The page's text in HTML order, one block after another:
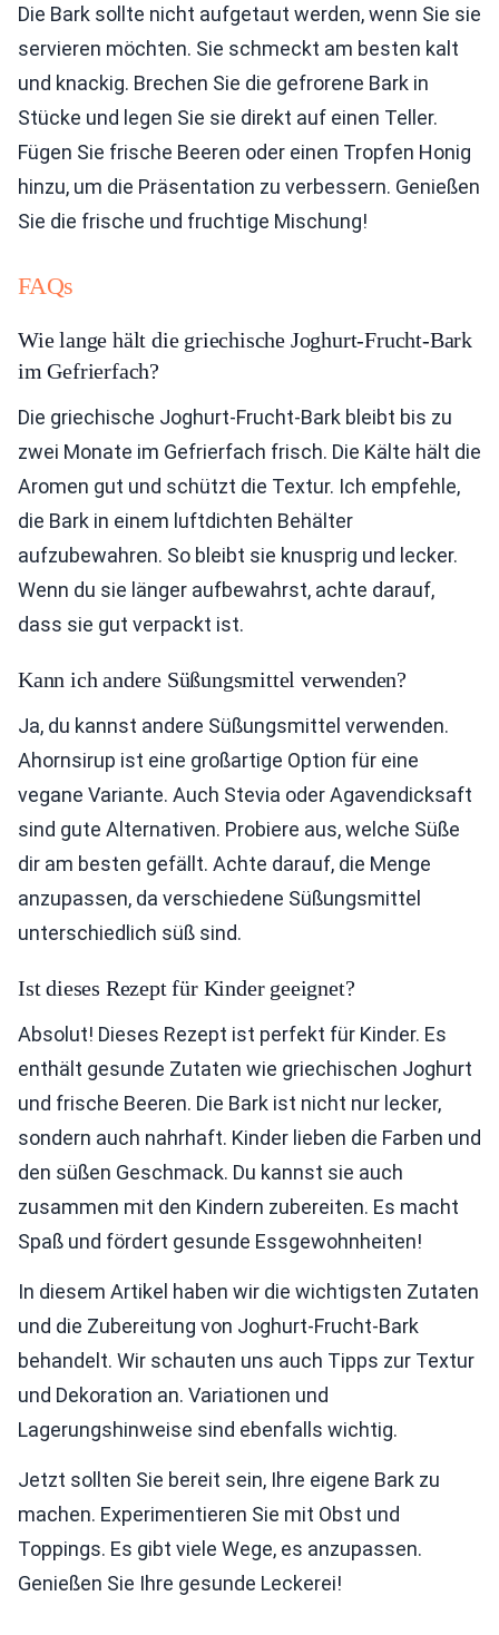
Die Bark sollte nicht aufgetaut werden, wenn Sie sie
servieren möchten. Sie schmeckt am besten kalt
und knackig. Brechen Sie die gefrorene Bark in
Stücke und legen Sie sie direkt auf einen Teller.
Fügen Sie frische Beeren oder einen Tropfen Honig
hinzu, um die Präsentation zu verbessern. Genießen
Sie die frische und fruchtige Mischung!
FAQs
Wie lange hält die griechische Joghurt-Frucht-Bark
im Gefrierfach?
Die griechische Joghurt-Frucht-Bark bleibt bis zu
zwei Monate im Gefrierfach frisch. Die Kälte hält die
Aromen gut und schützt die Textur. Ich empfehle,
die Bark in einem luftdichten Behälter
aufzubewahren. So bleibt sie knusprig und lecker.
Wenn du sie länger aufbewahrst, achte darauf,
dass sie gut verpackt ist.
Kann ich andere Süßungsmittel verwenden?
Ja, du kannst andere Süßungsmittel verwenden.
Ahornsirup ist eine großartige Option für eine
vegane Variante. Auch Stevia oder Agavendicksaft
sind gute Alternativen. Probiere aus, welche Süße
dir am besten gefällt. Achte darauf, die Menge
anzupassen, da verschiedene Süßungsmittel
unterschiedlich süß sind.
Ist dieses Rezept für Kinder geeignet?
Absolut! Dieses Rezept ist perfekt für Kinder. Es
enthält gesunde Zutaten wie griechischen Joghurt
und frische Beeren. Die Bark ist nicht nur lecker,
sondern auch nahrhaft. Kinder lieben die Farben und
den süßen Geschmack. Du kannst sie auch
zusammen mit den Kindern zubereiten. Es macht
Spaß und fördert gesunde Essgewohnheiten!
In diesem Artikel haben wir die wichtigsten Zutaten
und die Zubereitung von Joghurt-Frucht-Bark
behandelt. Wir schauten uns auch Tipps zur Textur
und Dekoration an. Variationen und
Lagerungshinweise sind ebenfalls wichtig.
Jetzt sollten Sie bereit sein, Ihre eigene Bark zu
machen. Experimentieren Sie mit Obst und
Toppings. Es gibt viele Wege, es anzupassen.
Genießen Sie Ihre gesunde Leckerei!